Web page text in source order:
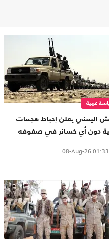
عربية
اليمني يعلن إحباط هجمات
دون أي خسائر في صفوفه
08-Aug-26